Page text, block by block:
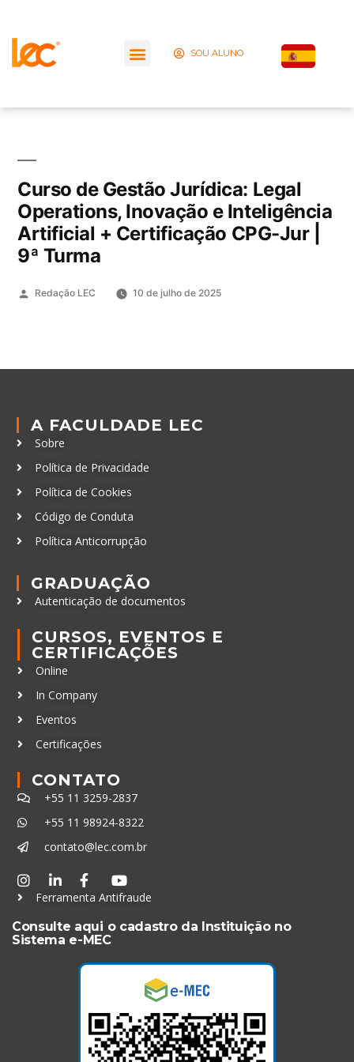
SOU ALUNO
Curso de Gestão Jurídica: Legal
Operations, Inovação e Inteligência
Artificial + Certificação CPG-Jur |
9ª Turma
Redação LEC 10 de julho de 2025
A FACULDADE LEC
Sobre
Política de Privacidade
Política de Cookies
Código de Conduta
Política Anticorrupção
GRADUAÇÃO
Autenticação de documentos
CURSOS, EVENTOS E
CERTIFICAÇÕES
Online
In Company
Eventos
Certificações
CONTATO
+55 11 3259-2837
+55 11 98924-8322
contato@lec.com.br
Ferramenta Antifraude
Consulte aqui o cadastro da Instituição no
Sistema e-MEC